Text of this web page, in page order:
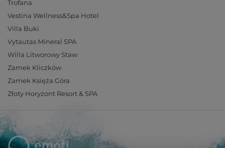
Trofana
Vestina Wellness&Spa Hotel
Villa Buki
Vytautas Mineral SPA
Willa Litworowy Staw
Zamek Kliczków
Zamek Księża Góra
Złoty Horyzont Resort & SPA